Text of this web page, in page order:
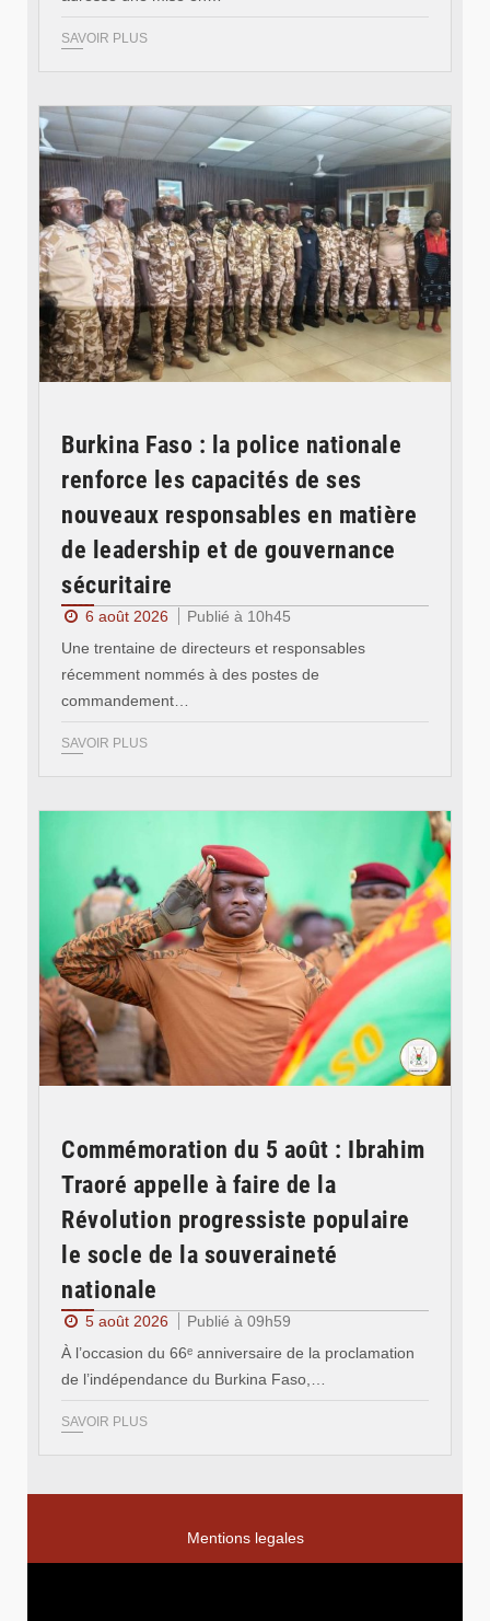
SAVOIR PLUS
Burkina Faso : la police nationale
renforce les capacités de ses
nouveaux responsables en matière
de leadership et de gouvernance
sécuritaire
6 août 2026
Publié à 10h45
Une trentaine de directeurs et responsables
récemment nommés à des postes de
commandement…
SAVOIR PLUS
Commémoration du 5 août : Ibrahim
Traoré appelle à faire de la
Révolution progressiste populaire
le socle de la souveraineté
nationale
5 août 2026
Publié à 09h59
À l’occasion du 66ᵉ anniversaire de la proclamation
de l’indépendance du Burkina Faso,…
SAVOIR PLUS
Mentions legales